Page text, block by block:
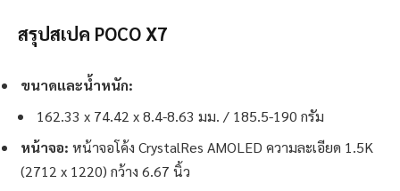
สรุปสเปค POCO X7
ขนาดและน้ำหนัก:
162.33 x 74.42 x 8.4-8.63 มม. / 185.5-190 กรัม
หน้าจอ: หน้าจอโค้ง CrystalRes AMOLED ความละเอียด 1.5K
(2712 x 1220) กว้าง 6.67 นิ้ว